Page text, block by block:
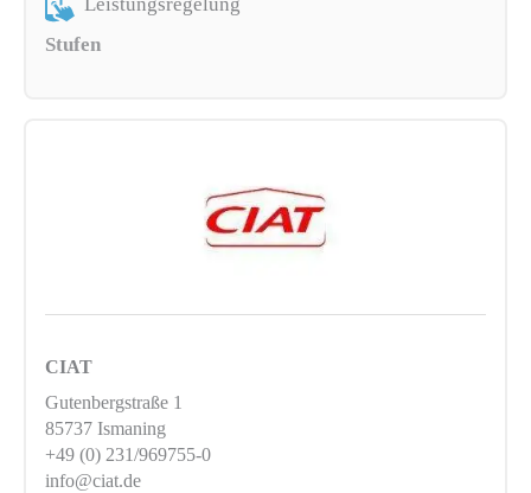
Stufen
CIAT
Gutenbergstraße 1
85737 Ismaning
+49 (0) 231/969755-0
info@ciat.de